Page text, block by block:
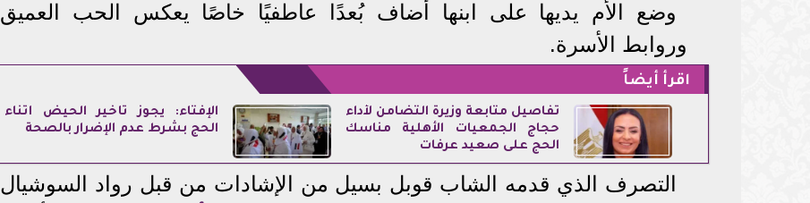
وضع الأم يديها على ابنها أضاف بُعدًا عاطفيًا خاصًا يعكس الحب العميق
وروابط الأسرة.
اقرأ أيضاً
تفاصيل متابعة وزيرة التضامن لأداء
حجاج الجمعيات الأهلية مناسك
الحج على صعيد عرفات
الإفتاء: يجوز تأخير الحيض أثناء
الحج بشرط عدم الإضرار بالصحة
التصرف الذي قدمه الشاب قوبل بسيل من الإشادات من قبل رواد السوشيال